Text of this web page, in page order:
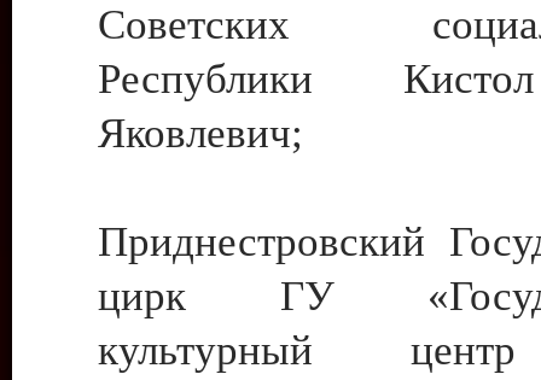
Советских
Республики
Яковлевич;
Приднестровский
цирк ГУ
культурный